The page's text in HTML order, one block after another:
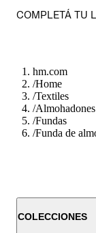
COMPLETÁ TU
hm.com
/Home
/Textiles
/Almohadones
/Fundas
/Funda de
COLECCIONES